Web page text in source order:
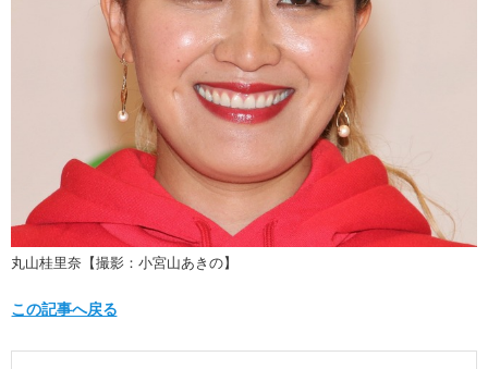
丸山桂里奈【撮影：小宮山あきの】
この記事へ戻る